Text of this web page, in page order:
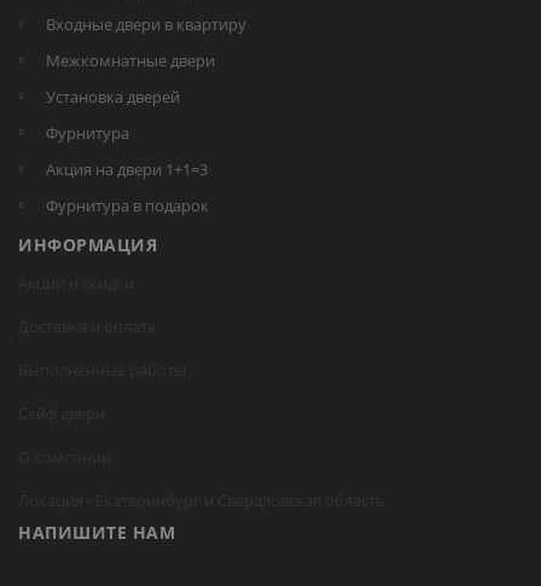
Входные двери в квартиру
Межкомнатные двери
Установка дверей
Фурнитура
Акция на двери 1+1=3
Фурнитура в подарок
ИНФОРМАЦИЯ
НАПИШИТЕ НАМ